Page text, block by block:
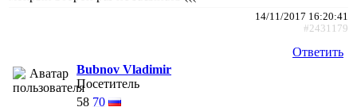
14/11/2017 16:20:41
#2431179
Ответить
Bubnov Vladimir
Посетитель
58 70